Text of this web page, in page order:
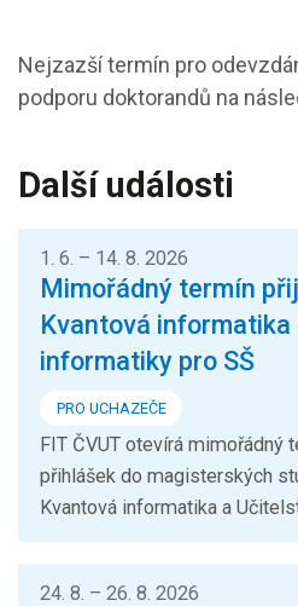
Nejzazší termín pro
podporu doktorandů na
Další události
1. 6. – 14. 8. 2026
Mimořádný termín
Kvantová
informatiky pro SŠ
PRO UCHAZEČE
FIT ČVUT otevírá mimořádný
přihlášek do magisterských
Kvantová informatika a
24. 8. – 26. 8. 2026